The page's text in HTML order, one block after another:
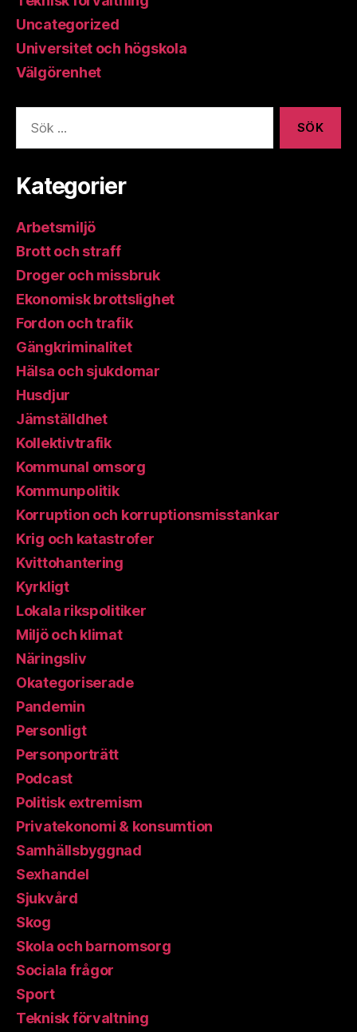
Uncategorized
Universitet och högskola
Välgörenhet
efter:
Kategorier
Arbetsmiljö
Brott och straff
Droger och missbruk
Ekonomisk brottslighet
Fordon och trafik
Gängkriminalitet
Hälsa och sjukdomar
Husdjur
Jämställdhet
Kollektivtrafik
Kommunal omsorg
Kommunpolitik
Korruption och korruptionsmisstankar
Krig och katastrofer
Kvittohantering
Kyrkligt
Lokala rikspolitiker
Miljö och klimat
Näringsliv
Okategoriserade
Pandemin
Personligt
Personporträtt
Podcast
Politisk extremism
Privatekonomi & konsumtion
Samhällsbyggnad
Sexhandel
Sjukvård
Skog
Skola och barnomsorg
Sociala frågor
Sport
Teknisk förvaltning